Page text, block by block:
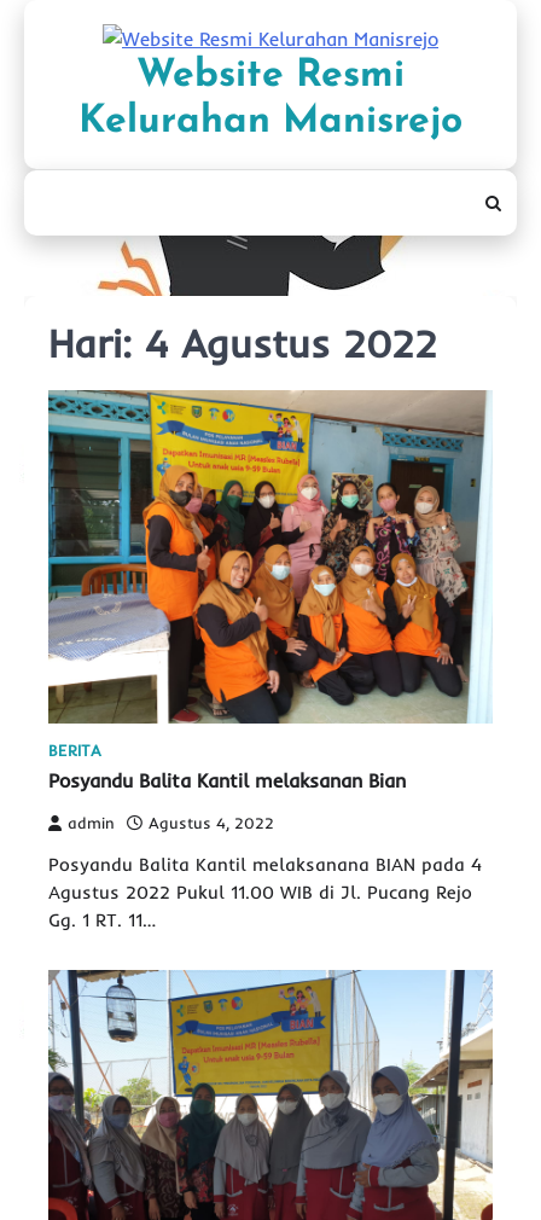
Website Resmi
Kelurahan Manisrejo
Hari: 4 Agustus 2022
BERITA
Posyandu Balita Kantil melaksanan Bian
admin Agustus 4, 2022
Posyandu Balita Kantil melaksanana BIAN pada 4
Agustus 2022 Pukul 11.00 WIB di Jl. Pucang Rejo
Gg. 1 RT. 11…